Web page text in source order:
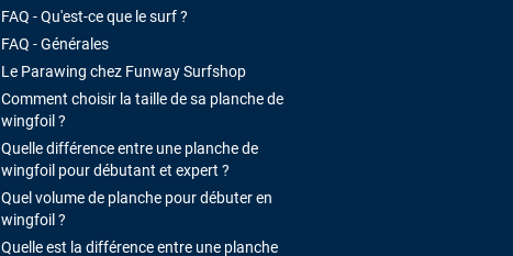
FAQ - Qu'est-ce que le surf ?
FAQ - Générales
Le Parawing chez Funway Surfshop
Comment choisir la taille de sa planche de
wingfoil ?
Quelle différence entre une planche de
wingfoil pour débutant et expert ?
Quel volume de planche pour débuter en
wingfoil ?
Quelle est la différence entre une planche